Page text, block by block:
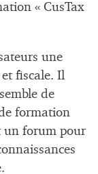
« CusTax
une
fiscale. Il
de
formation
un forum pour